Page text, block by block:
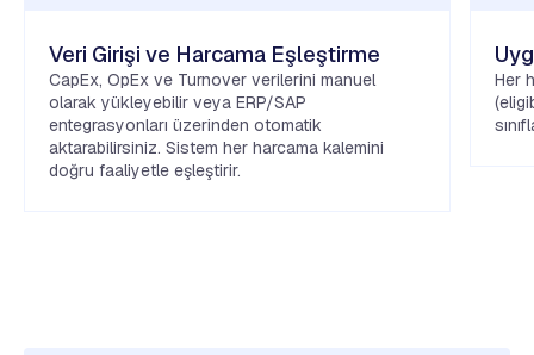
Veri Girişi ve Harcama Eşleştirme
CapEx, OpEx ve Turnover verilerini manuel
olarak yükleyebilir veya ERP/SAP
entegrasyonları üzerinden otomatik
aktarabilirsiniz. Sistem her harcama kalemini
doğru faaliyetle eşleştirir.
Her